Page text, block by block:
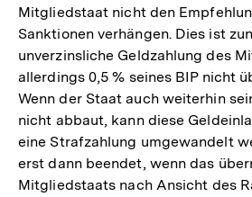
Mitgliedstaat nicht den
Sanktionen verhängen. Dies ist
unverzinsliche Geldzahlung des
allerdings 0,5 % seines BIP nicht
Wenn der Staat auch weiterhin
nicht abbaut, kann diese
eine Strafzahlung umgewandelt
erst dann beendet, wenn das
Mitgliedstaats nach Ansicht des